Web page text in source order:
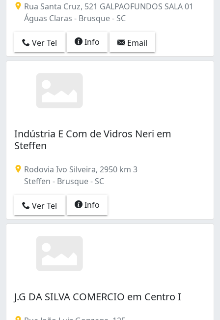
Rua Santa Cruz, 521 GALPAOFUNDOS SALA 01
Águas Claras - Brusque - SC
Ver Tel Info Email
Indústria E Com de Vidros Neri em
Steffen
Rodovia Ivo Silveira, 2950 km 3
Steffen - Brusque - SC
Ver Tel Info
J.G DA SILVA COMERCIO em Centro I